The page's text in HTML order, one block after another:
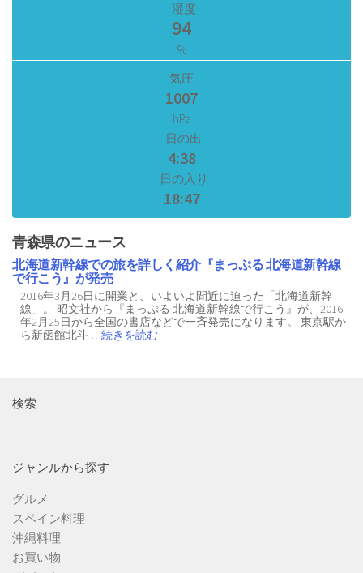
湿度
94
%
気圧
1007
hPa
日の出
4:38
日の入り
18:47
青森県のニュース
北海道新幹線での旅を詳しく紹介『まっぷる 北海道新幹線
で行こう』が発売
2016年3月26日に開業と、いよいよ間近に迫った「北海道新幹
線」。 昭文社から『まっぷる 北海道新幹線で行こう』が、2016
年2月25日から全国の書店などで一斉発売になります。 東京駅か
ら新函館北斗 …続きを読む
検索
ジャンルから探す
グルメ
スペイン料理
沖縄料理
お買い物